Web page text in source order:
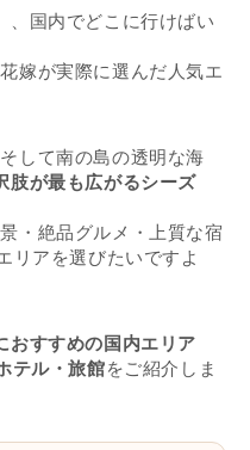
、国内でどこに行けばい
嫁が実際に選んだ人気エ
して南の島の透明な海
肢が最も広がるシーズ
・絶品グルメ・上質な宿
リアを選びたいですよ
おすすめの国内エリア
テル・旅館をご紹介しま